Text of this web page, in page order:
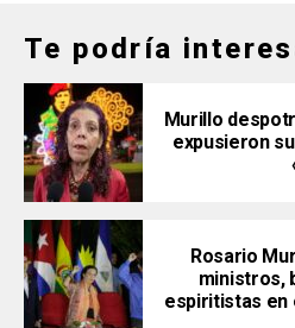
Te podría
Murillo
expusieron
Rosario
ministros,
espiritistas en